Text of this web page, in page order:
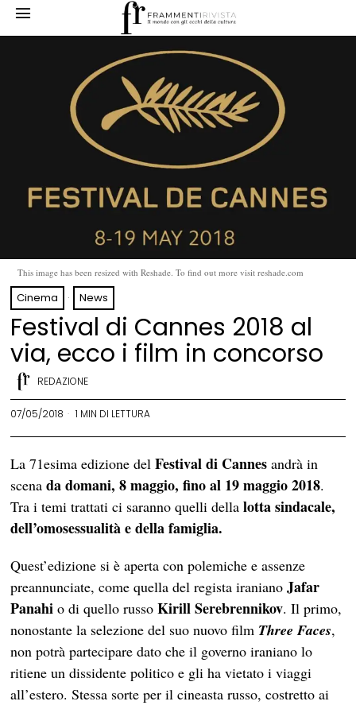
This image has been resized with Reshade. To find out more visit reshade.com
Cinema · News
Festival di Cannes 2018 al
via, ecco i film in concorso
REDAZIONE
07/05/2018 1 MIN DI LETTURA
La 71esima edizione delFestival di Cannes andrà in
scena da domani, 8 maggio, fino al 19 maggio 2018.
Tra i temi trattati ci saranno quelli dellalotta sindacale,
dell’omosessualità e della famiglia.
Quest’edizione si è aperta con polemiche e assenze
preannunciate, come quella del regista iranianoJafar
Panahi o di quello russoKirill Serebrennikov. Il primo,
nonostante la selezione del suo nuovo film Three Faces,
non potrà partecipare dato che il governo iraniano lo
ritiene un dissidente politico e gli ha vietato i viaggi
all’estero. Stessa sorte per il cineasta russo, costretto ai